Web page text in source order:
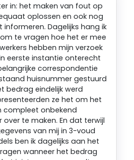
in: het maken van fout op
oplossen en ook nog
informeren. Dagelijks hang ik
te vragen hoe het er mee
hebben mijn verzoek
eerste instantie onterecht
correspondentie
huisnummer gestuurd
bedrag eindelijk werd
ze het om het
compleet onbekend
over te maken. En dat terwijl
van mij in 3-voud
ben ik dagelijks aan het
wanneer het bedrag